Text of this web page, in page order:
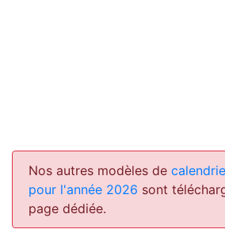
Nos autres modèles de
pour l'année 2026 sont
page dédiée.